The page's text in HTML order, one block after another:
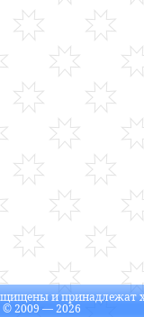
и принадлежат
© 2009 — 2026